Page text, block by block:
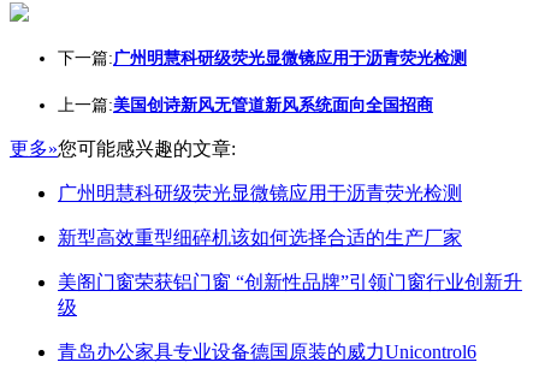
下一篇:广州明慧科研级荧光显微镜应用于沥青荧光检测
上一篇:美国创诗新风无管道新风系统面向全国招商
更多»您可能感兴趣的文章:
广州明慧科研级荧光显微镜应用于沥青荧光检测
新型高效重型细碎机该如何选择合适的生产厂家
美阁门窗荣获铝门窗 “创新性品牌”引领门窗行业创新升
级
青岛办公家具专业设备德国原装的威力Unicontrol6